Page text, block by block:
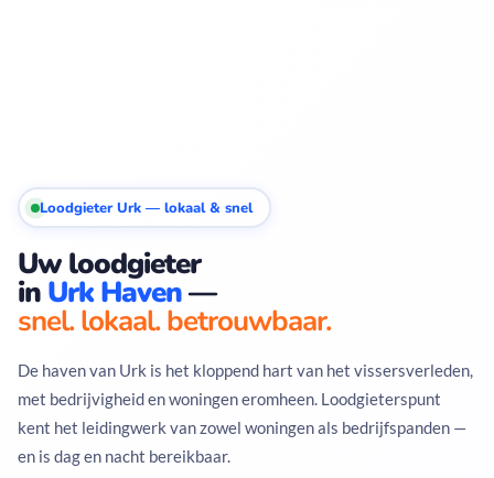
Loodgieter Urk — lokaal & snel
Uw loodgieter
in Urk Haven—
snel. lokaal. betrouwbaar.
De haven van Urk is het kloppend hart van het vissersverleden,
met bedrijvigheid en woningen eromheen. Loodgieterspunt
kent het leidingwerk van zowel woningen als bedrijfspanden —
en is dag en nacht bereikbaar.